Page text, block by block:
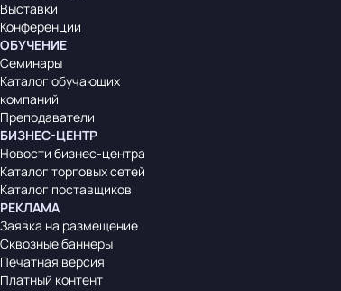
Выставки
Конференции
ОБУЧЕНИЕ
Семинары
Каталог обучающих
компаний
Преподаватели
БИЗНЕС-ЦЕНТР
Новости бизнес-центра
Каталог торговых сетей
Каталог поставщиков
РЕКЛАМА
Заявка на размещение
Сквозные баннеры
Печатная версия
Платный контент